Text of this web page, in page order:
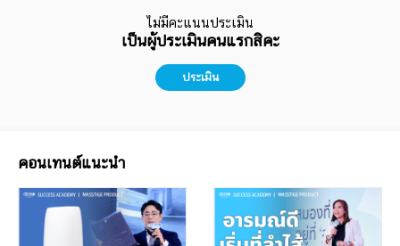
ไม่มีคะแนนประเมิน
เป็นผู้ประเมินคนแรกสิคะ
ประเมิน
คอนเทนต์แนะนำ